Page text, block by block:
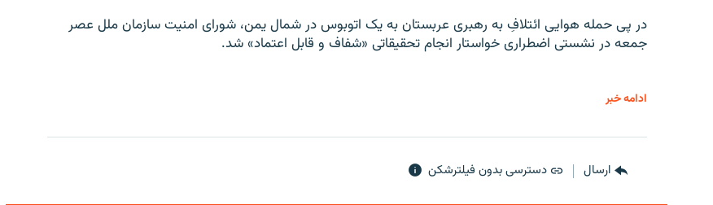
در پی حمله هوایی ائتلافِ به رهبری عربستان به یک اتوبوس در شمال یمن، شورای امنیت سازمان ملل عصر
جمعه در نشستی اضطراری خواستار انجام تحقیقاتی «شفاف و قابل اعتماد» شد.
ادامه خبر
ارسال دسترسی بدون فیلترشکن